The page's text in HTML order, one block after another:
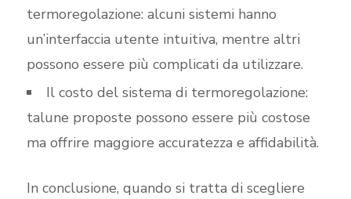
termoregolazione: alcuni sistemi hanno
un’interfaccia utente intuitiva, mentre altri
possono essere più complicati da utilizzare.
Il costo del sistema di termoregolazione:
talune proposte possono essere più costose
ma offrire maggiore accuratezza e affidabilità.
In conclusione, quando si tratta di scegliere